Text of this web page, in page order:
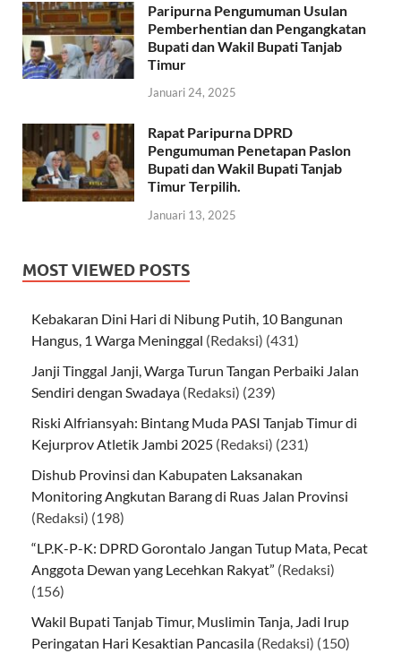
Paripurna Pengumuman Usulan
Pemberhentian dan Pengangkatan
Bupati dan Wakil Bupati Tanjab
Timur
Januari 24, 2025
Rapat Paripurna DPRD
Pengumuman Penetapan Paslon
Bupati dan Wakil Bupati Tanjab
Timur Terpilih.
Januari 13, 2025
MOST VIEWED POSTS
Kebakaran Dini Hari di Nibung Putih, 10 Bangunan
Hangus, 1 Warga Meninggal (Redaksi) (431)
Janji Tinggal Janji, Warga Turun Tangan Perbaiki Jalan
Sendiri dengan Swadaya (Redaksi) (239)
Riski Alfriansyah: Bintang Muda PASI Tanjab Timur di
Kejurprov Atletik Jambi 2025 (Redaksi) (231)
Dishub Provinsi dan Kabupaten Laksanakan
Monitoring Angkutan Barang di Ruas Jalan Provinsi
(Redaksi) (198)
“LP.K-P-K: DPRD Gorontalo Jangan Tutup Mata, Pecat
Anggota Dewan yang Lecehkan Rakyat” (Redaksi)
(156)
Wakil Bupati Tanjab Timur, Muslimin Tanja, Jadi Irup
Peringatan Hari Kesaktian Pancasila (Redaksi) (150)